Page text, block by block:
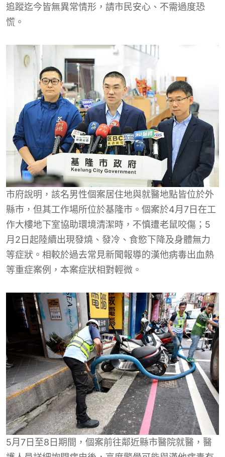
追蹤迄今皆無異常情形，請市民安心、不需過度恐
慌。
市府說明，該名男性個案居住地與就醫地點皆位於外
縣市，但其工作場所位於基隆市。個案於4月7日在工
作大樓地下室協助環境清潔時，不慎遭老鼠咬傷；5
月2日起陸續出現發燒、發冷、食慾下降及身體無力
等症狀。相較於過去常見新聞報導的漢他病毒出血熱
等重症案例，本案症狀相對輕微。
5月7日至8日期間，個案前往鄰近縣市醫院就醫，醫